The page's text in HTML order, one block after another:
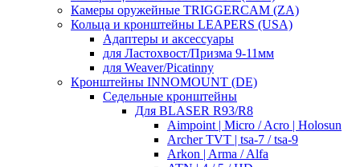
Камеры оружейные TRIGGERCAM (ZA)
Кольца и кронштейны LEAPERS (USA)
Адаптеры и аксессуары
для Ластохвост/Призма 9-11мм
для Weaver/Picatinny
Кронштейны INNOMOUNT (DE)
Седельные кронштейны
Для BLASER R93/R8
Aimpoint | Micro / Acro | Holosun
Archer TVT | tsa-7 / tsa-9
Arkon | Arma / Alfa